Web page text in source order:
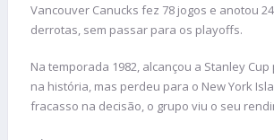
Vancouver Canucks fez 78 jogos e anotou
derrotas, sem passar para os playoffs.
Na temporada 1982, alcançou a Stanley
na história, mas perdeu para o New York
fracasso na decisão, o grupo viu o seu